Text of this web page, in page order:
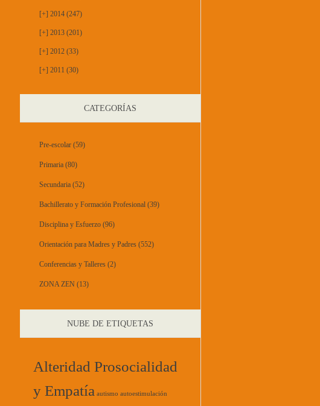
[+] 2014 (247)
[+] 2013 (201)
[+] 2012 (33)
[+] 2011 (30)
CATEGORÍAS
Pre-escolar (59)
Primaria (80)
Secundaria (52)
Bachillerato y Formación Profesional (39)
Disciplina y Esfuerzo (96)
Orientación para Madres y Padres (552)
Conferencias y Talleres (2)
ZONA ZEN (13)
NUBE DE ETIQUETAS
Alteridad Prosocialidad
y Empatía autismo autoestimulación